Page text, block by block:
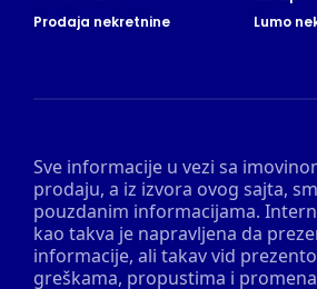
Sve informacije u vezi sa
prodaju, a iz izvora ovog sajta,
pouzdanim informacijama.
kao takva je napravljena da
informacije, ali takav vid
greškama, propustima i
Prodaja nekretnine
Lumo